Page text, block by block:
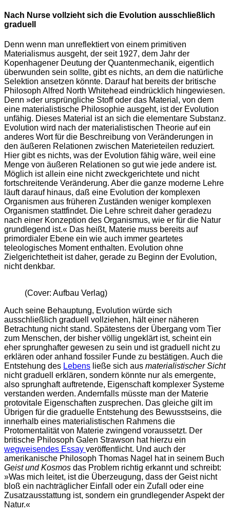
Nach Nurse vollzieht sich die Evolution ausschließlich
graduell
Denn wenn man unreflektiert von einem primitiven
Materialismus ausgeht, der seit 1927, dem Jahr der
Kopenhagener Deutung der Quantenmechanik, eigentlich
überwunden sein sollte, gibt es nichts, an dem die natürliche
Selektion ansetzen könnte. Darauf hat bereits der britische
Philosoph Alfred North Whitehead eindrücklich hingewiesen.
Denn »der ursprüngliche Stoff oder das Material, von dem
eine materialistische Philosophie ausgeht, ist der Evolution
unfähig. Dieses Material ist an sich die elementare Substanz.
Evolution wird nach der materialistischen Theorie auf ein
anderes Wort für die Beschreibung von Veränderungen in
den äußeren Relationen zwischen Materieteilen reduziert.
Hier gibt es nichts, was der Evolution fähig wäre, weil eine
Menge von äußeren Relationen so gut wie jede andere ist.
Möglich ist allein eine nicht zweckgerichtete und nicht
fortschreitende Veränderung. Aber die ganze moderne Lehre
läuft darauf hinaus, daß eine Evolution der komplexen
Organismen aus früheren Zuständen weniger komplexen
Organismen stattfindet. Die Lehre schreit daher geradezu
nach einer Konzeption des Organismus, wie er für die Natur
grundlegend ist.« Das heißt, Materie muss bereits auf
primordialer Ebene ein wie auch immer geartetes
teleologisches Moment enthalten. Evolution ohne
Zielgerichtetheit ist daher, gerade zu Beginn der Evolution,
nicht denkbar.
(Cover: Aufbau Verlag)
Auch seine Behauptung, Evolution würde sich
ausschließlich graduell vollziehen, hält einer näheren
Betrachtung nicht stand. Spätestens der Übergang vom Tier
zum Menschen, der bisher völlig ungeklärt ist, scheint ein
eher sprunghafter gewesen zu sein und ist graduell nicht zu
erklären oder anhand fossiler Funde zu bestätigen. Auch die
Entstehung des Lebens ließe sich aus materialistischer Sicht
nicht graduell erklären, sondern könnte nur als emergente,
also sprunghaft auftretende, Eigenschaft komplexer Systeme
verstanden werden. Andernfalls müsste man der Materie
protovitale Eigenschaften zusprechen. Das gleiche gilt im
Übrigen für die graduelle Entstehung des Bewusstseins, die
innerhalb eines materialistischen Rahmens die
Protomentalität von Materie zwingend voraussetzt. Der
britische Philosoph Galen Strawson hat hierzu ein
wegweisendes Essay veröffentlicht. Und auch der
amerikanische Philosoph Thomas Nagel hat in seinem Buch
Geist und Kosmos das Problem richtig erkannt und schreibt:
»Was mich leitet, ist die Überzeugung, dass der Geist nicht
bloß ein nachträglicher Einfall oder ein Zufall oder eine
Zusatzausstattung ist, sondern ein grundlegender Aspekt der
Natur.«